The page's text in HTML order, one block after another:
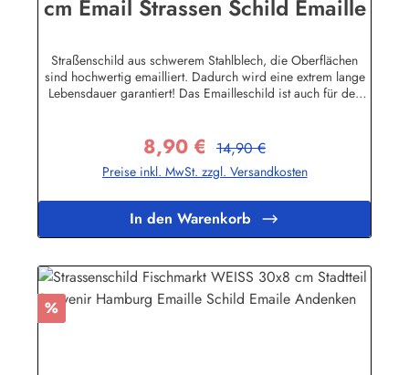
cm Email Strassen Schild Emaille
Straßenschild aus schwerem Stahlblech, die Oberflächen
sind hochwertig emailliert. Dadurch wird eine extrem lange
Lebensdauer garantiert! Das Emailleschild ist auch für den
stand! Sie wollen sich das Schild mit Ihrem eigenen Text
beschriften lassen? Hier geht's zu den Sonderanfertigungen
für Emaille Straßenschilder Herstellerinformationen:Buddel-
Hamburginfo@buddel.de
Verkaufspreis:
8,90 € Regulärer Preis:
14,90 €
Preise inkl. MwSt. zzgl. Versandkosten
In den Warenkorb
Rabatt
%